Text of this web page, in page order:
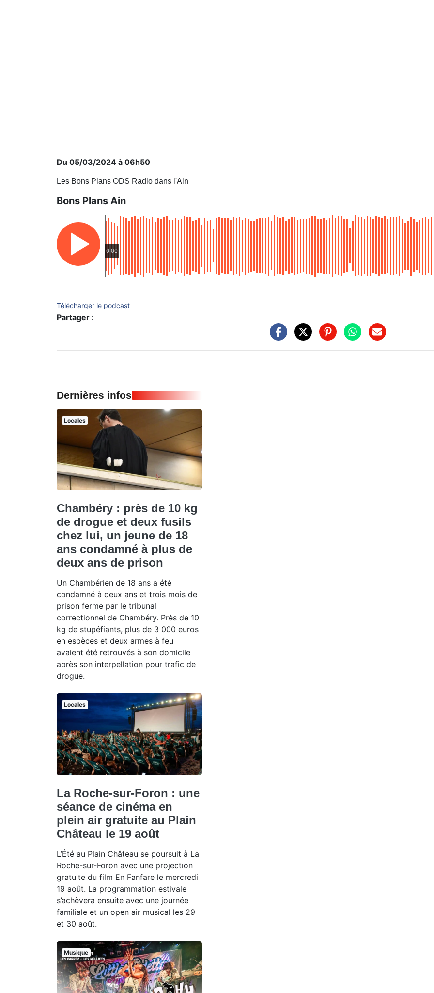
Du 05/03/2024 à 06h50
Les Bons Plans ODS Radio dans l'Ain
Bons Plans Ain
0:00
Télécharger le podcast
Partager :
Dernières infos
Locales
Chambéry : près de 10 kg
de drogue et deux fusils
chez lui, un jeune de 18
ans condamné à plus de
deux ans de prison
Un Chambérien de 18 ans a été
condamné à deux ans et trois mois de
prison ferme par le tribunal
correctionnel de Chambéry. Près de 10
kg de stupéfiants, plus de 3 000 euros
en espèces et deux armes à feu
avaient été retrouvés à son domicile
après son interpellation pour trafic de
drogue.
Locales
La Roche-sur-Foron : une
séance de cinéma en
plein air gratuite au Plain
Château le 19 août
L’Été au Plain Château se poursuit à La
Roche-sur-Foron avec une projection
gratuite du film En Fanfare le mercredi
19 août. La programmation estivale
s’achèvera ensuite avec une journée
familiale et un open air musical les 29
et 30 août.
Musique